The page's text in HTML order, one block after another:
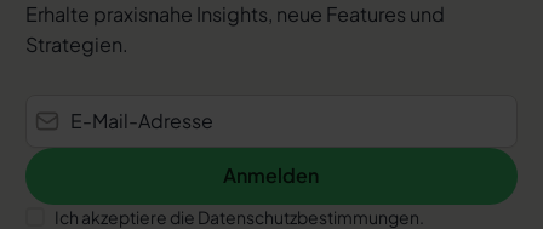
Erhalte praxisnahe Insights, neue Features und
Strategien.
Anmelden
Anmelden
Ich akzeptiere die Datenschutzbestimmungen.